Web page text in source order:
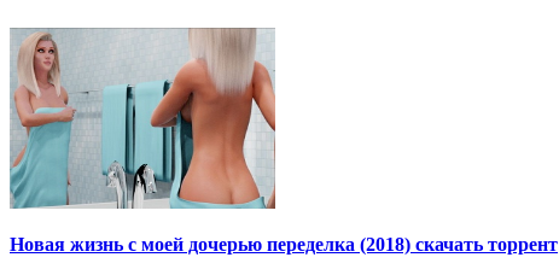
Новая жизнь с моей дочерью переделка (2018) скачать торрент